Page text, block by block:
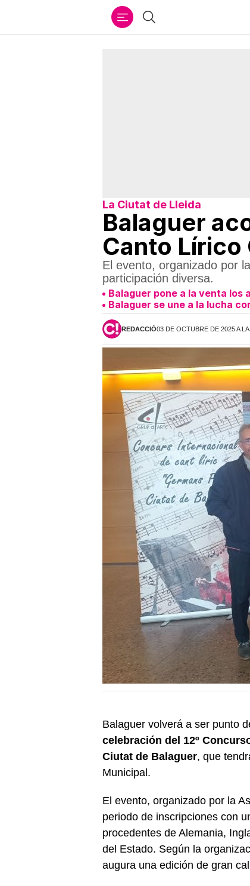
Buscar
La Ciutat de Lleida
Balaguer
Canto Lírico
El evento, organizado por
participación diversa.
Balaguer pone a la venta los
Balaguer se une a la lucha
REDACCIÓ03 DE OCTUBRE DE 2025 A
Balaguer volverá a ser punto
celebración del 12º
Ciutat de Balaguer, que
Municipal.
El evento, organizado por la
periodo de inscripciones con
procedentes de Alemania,
del Estado. Según la
augura una edición de gran